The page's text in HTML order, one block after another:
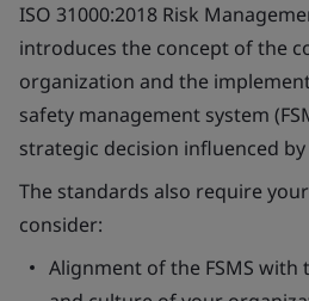
ISO 31000:2018 Risk
introduces the concept of the
organization and the
safety management system
strategic decision influenced
The standards also require
consider:
Alignment of the FSMS